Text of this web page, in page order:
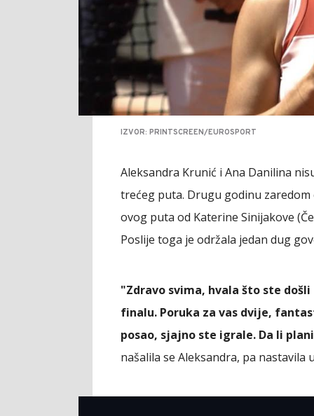
IZVOR: PRINTSCREEN/EUROSPORT
Aleksandra Krunić i Ana Danilina
trećeg puta. Drugu godinu
ovog puta od Katerine Sinijakove
Poslije toga je održala jedan dug
"Zdravo svima, hvala što ste
finalu. Poruka za vas dvije,
posao, sjajno ste igrale. Da li
našalila se Aleksandra, pa nastavila